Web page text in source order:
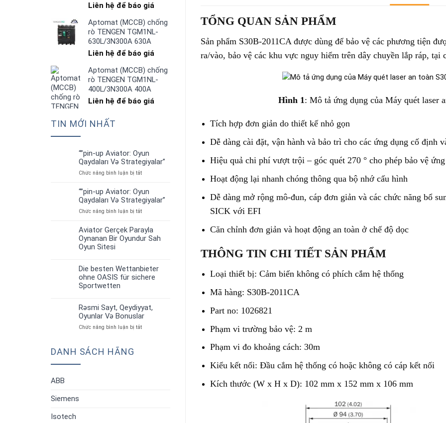
Liên hệ để báo giá
Aptomat (MCCB) chống
rò TENGEN TGM1NL-
630L/3N300A 630A
Liên hệ để báo giá
Aptomat (MCCB) chống
rò TENGEN TGM1NL-
400L/3N300A 400A
Liên hệ để báo giá
TIN MỚI NHẤT
“”pin-up Aviator: Oyun
Qaydaları Və Strategiyalar”
Chức năng bình luận bị tắtở
Aviator:
Oyun
Qaydaları
Strategiyalar”
“”pin-up Aviator: Oyun
Qaydaları Və Strategiyalar”
Chức năng bình luận bị tắtở
Aviator:
Oyun
Strategiyalar”
Aviator Gerçek Parayla
Oynanan Bir Oyundur Sah
Oyun Sitesi
Die besten Wettanbieter
ohne OASIS für sichere
Sportwetten
Rəsmi Sayt, Qeydiyyat,
Oyunlar Və Bonuslar
Chức năng bình luận bị tắtở
DANH SÁCH HÃNG
ABB
Siemens
Isotech
TỔNG QUAN SẢN PHẨM
Sản phẩm S30B-2011CA được dùng để bảo vệ các phương tiện
ra/vào, bảo vệ các khu vực nguy hiểm trên dây chuyền lắp ráp,
Hình 1 : Mô tả ứng dụng của Máy quét laser
Tích hợp đơn giản do thiết kế nhỏ gọn
Dễ dàng cài đặt, vận hành và bảo trì cho các ứng dụng cố định
Hiệu quả chi phí vượt trội – góc quét 270 ° cho phép bảo vệ
Hoạt động lại nhanh chóng thông qua bộ nhớ cấu hình
Dễ dàng mở rộng mô-đun, cáp đơn giản và các chức năng bổ
SICK với EFI
Căn chỉnh đơn giản và hoạt động an toàn ở chế độ dọc
THÔNG TIN CHI TIẾT SẢN PHẨM
Loại thiết bị:Cảm biến không có phích cắm hệ thống
Mã hàng: S30B-2011CA
Part no: 1026821
Phạm vi trường bảo vệ: 2 m
Phạm vi đo khoảng cách: 30m
Kiểu kết nối: Đầu cắm hệ thống có hoặc không có cáp kết nối
Kích thước (W x H x D): 102 mm x 152 mm x 106 mm